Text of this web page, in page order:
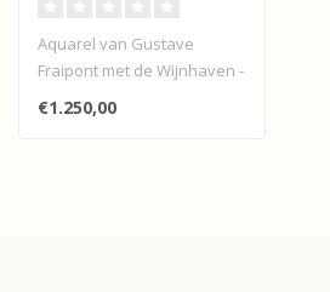
Aquarel van Gustave
Fraipont met de Wijnhaven -
Dordrecht
€1.250,00